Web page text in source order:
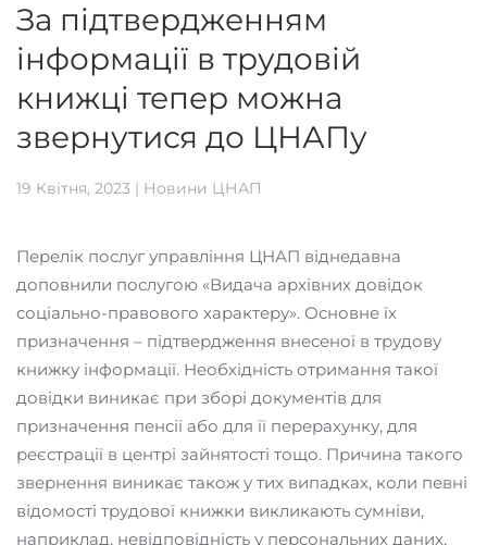
За підтвердженням
інформації в трудовій
книжці тепер можна
звернутися до ЦНАПу
19 Квітня, 2023 | Новини ЦНАП
Перелік послуг управління ЦНАП віднедавна
доповнили послугою «Видача архівних довідок
соціально-правового характеру». Основне їх
призначення – підтвердження внесеної в трудову
книжку інформації. Необхідність отримання такої
довідки виникає при зборі документів для
призначення пенсії або для її перерахунку, для
реєстрації в центрі зайнятості тощо. Причина такого
звернення виникає також у тих випадках, коли певні
відомості трудової книжки викликають сумніви,
наприклад, невідповідність у персональних даних,